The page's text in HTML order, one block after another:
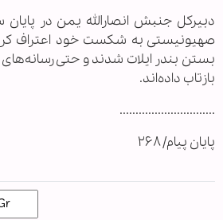
دبیرکل جنبش انصارالله یمن در
صهیونیستی به شکست خود اعتراف
بستن بندر ایلات شدند و حتی
بازتاب داده‌اند.
..............................
پایان پیام/ ۲۶۸